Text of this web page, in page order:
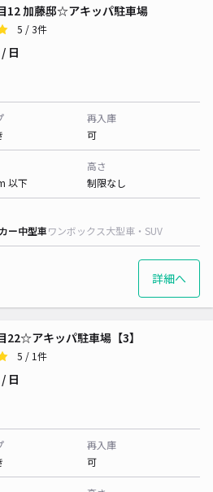
12 加藤邸☆アキッパ駐車場
5 / 3件
/ 日
再入庫
可
以下
高さ
制限なし
ー中型車ワンボックス大型車・SUV
詳細へ
22☆アキッパ駐車場【3】
5 / 1件
/ 日
再入庫
可